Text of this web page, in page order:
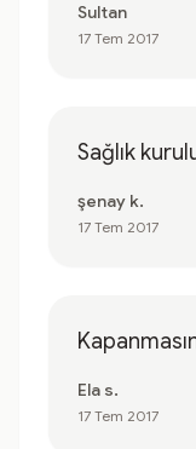
Sultan
17 Tem 2017
Sağlık
şenay k.
17 Tem 2017
Ela s.
17 Tem 2017